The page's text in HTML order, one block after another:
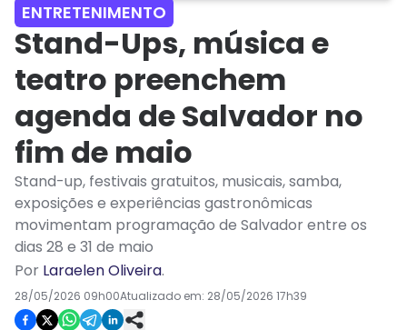
ENTRETENIMENTO
Stand-Ups, música e
teatro preenchem
agenda de Salvador no
fim de maio
Stand-up, festivais gratuitos, musicais, samba,
exposições e experiências gastronômicas
movimentam programação de Salvador entre os
dias 28 e 31 de maio
Por Laraelen Oliveira.
28/05/2026 09h00Atualizado em: 28/05/2026 17h39